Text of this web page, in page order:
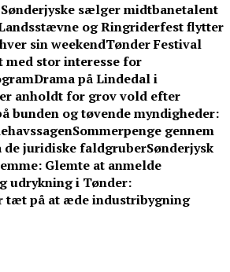
sælger midtbanetalent
og Ringriderfest flytter
sin weekendTønder Festival
med stor interesse for
Drama på Lindedal i
anholdt for grov vold efter
bunden og tøvende myndigheder:
Sommerpenge gennem
de juridiske faldgruberSønderjysk
Glemte at anmelde
udrykning i Tønder:
tæt på at æde industribygning